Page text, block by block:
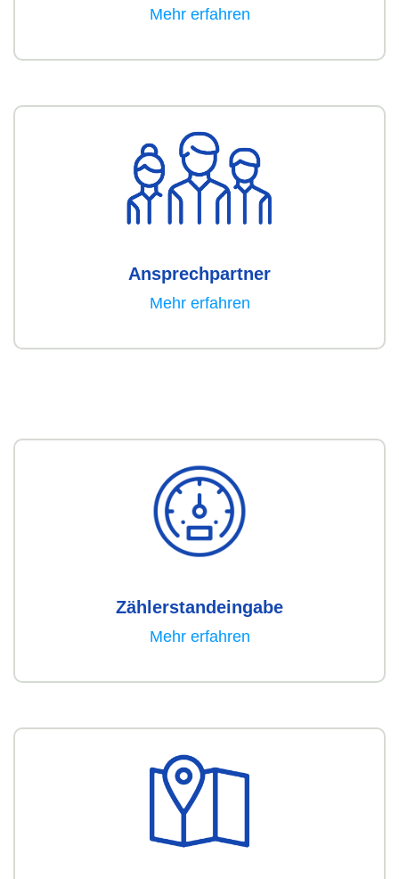
Mehr erfahren
Ansprechpartner
Mehr erfahren
Zählerstandeingabe
Mehr erfahren